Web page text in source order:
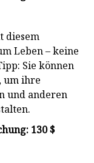
diesem
Leben – keine
Sie können
um ihre
und anderen
130 $